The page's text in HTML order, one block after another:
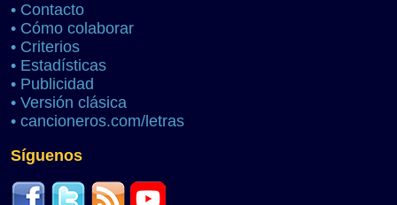
• Contacto
• Cómo colaborar
• Criterios
• Estadísticas
• Publicidad
• Versión clásica
• cancioneros.com/letras
Síguenos